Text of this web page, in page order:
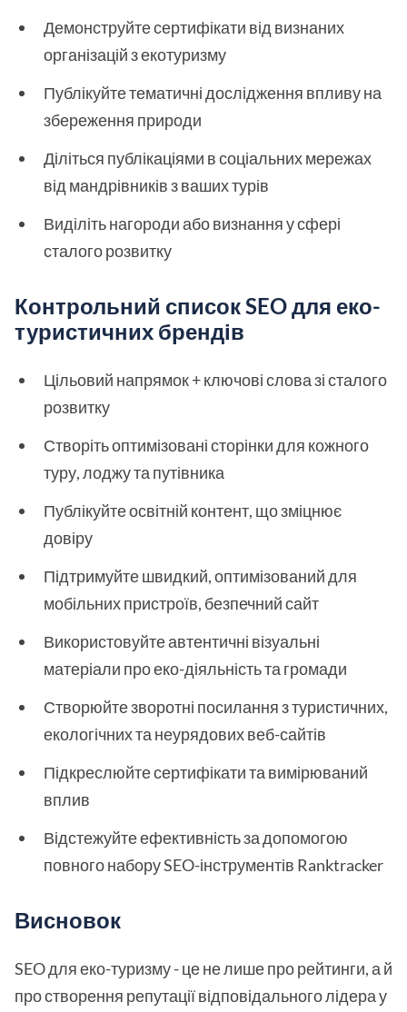
Демонструйте сертифікати від визнаних
організацій з екотуризму
Публікуйте тематичні дослідження впливу на
збереження природи
Діліться публікаціями в соціальних мережах
від мандрівників з ваших турів
Виділіть нагороди або визнання у сфері
сталого розвитку
Контрольний список SEO для еко-
туристичних брендів
Цільовий напрямок + ключові слова зі сталого
розвитку
Створіть оптимізовані сторінки для кожного
туру, лоджу та путівника
Публікуйте освітній контент, що зміцнює
довіру
Підтримуйте швидкий, оптимізований для
мобільних пристроїв, безпечний сайт
Використовуйте автентичні візуальні
матеріали про еко-діяльність та громади
Створюйте зворотні посилання з туристичних,
екологічних та неурядових веб-сайтів
Підкреслюйте сертифікати та вимірюваний
вплив
Відстежуйте ефективність за допомогою
повного набору SEO-інструментів Ranktracker
Висновок
SEO для еко-туризму - це не лише про рейтинги, а й
про створення репутації відповідального лідера у